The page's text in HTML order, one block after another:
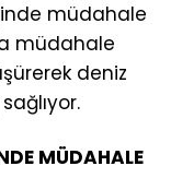
müdahale
müdahale
deniz
MÜDAHALE